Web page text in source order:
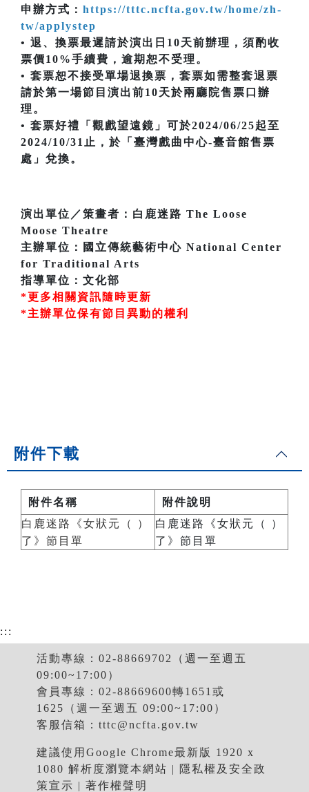
申辦方式： https://tttc.ncfta.gov.tw/home/zh-
tw/applystep
• 退、換票最遲請於演出日10天前辦理，須酌收
票價10%手續費，逾期恕不受理。
• 套票恕不接受單場退換票，套票如需整套退票
請於第一場節目演出前10天於兩廳院售票口辦
理。
• 套票好禮「觀戲望遠鏡」可於2024/06/25起至
2024/10/31止，於「臺灣戲曲中心-臺音館售票
處」兌換。
演出單位／策畫者：白鹿迷路 The Loose
Moose Theatre
主辦單位：國立傳統藝術中心 National Center
for Traditional Arts
指導單位：文化部
*更多相關資訊隨時更新
*主辦單位保有節目異動的權利
附件下載
附件名稱
附件說明
白鹿迷路《女狀元（ ）
了》節目單
白鹿迷路《女狀元（ ）
了》節目單
:::
活動專線：02-88669702（週一至週五
09:00~17:00）
會員專線：02-88669600轉1651或
1625（週一至週五 09:00~17:00）
客服信箱： tttc@ncfta.gov.tw
建議使用Google Chrome最新版 1920 x
1080 解析度瀏覽本網站 |
隱私權及安全政
策宣示 | 著作權聲明